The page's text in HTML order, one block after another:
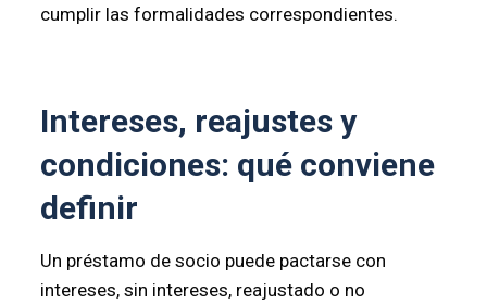
cumplir las formalidades correspondientes.
Intereses, reajustes y
condiciones: qué conviene
definir
Un préstamo de socio puede pactarse con
intereses, sin intereses, reajustado o no